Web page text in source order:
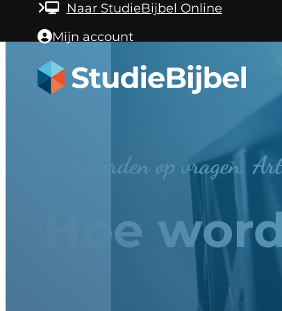
Ga naar hoofdinhoud Ga naar voettekst
Naar StudieBijbel Online
Mijn account
Antwoorden op vragen,
Hoe